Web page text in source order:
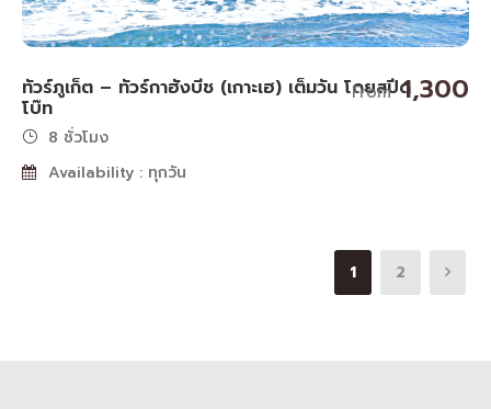
ทัวร์ภูเก็ต – ทัวร์กาฮังบีช (เกาะเฮ) เต็มวัน โดยสปีด
โบ๊ท
From 1,300
8 ชั่วโมง
Availability : ทุกวัน
1 2